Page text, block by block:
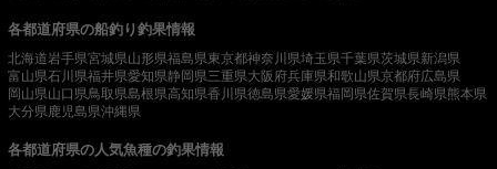
各都道府県の船釣り釣果情報
北海道岩手県宮城県山形県福島県東京都神奈川県埼玉県千葉県茨城県新潟県
富山県石川県福井県愛知県静岡県三重県大阪府兵庫県和歌山県京都府広島県
岡山県山口県鳥取県島根県高知県香川県徳島県愛媛県福岡県佐賀県長崎県熊本県
大分県 鹿児島県沖縄県
各都道府県の人気魚種の釣果情報